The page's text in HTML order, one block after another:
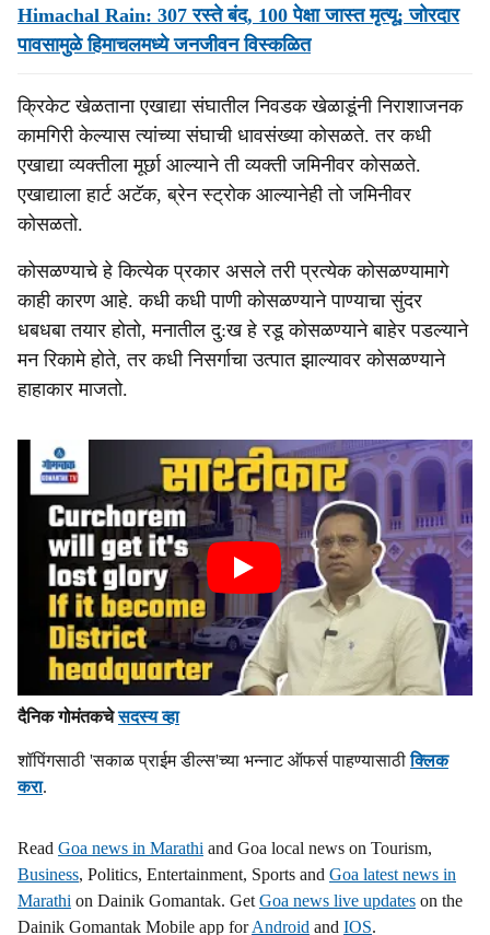
Himachal Rain: 307 रस्ते बंद, 100 पेक्षा जास्त मृत्यू; जोरदार
पावसामुळे हिमाचलमध्ये जनजीवन विस्कळित
क्रिकेट खेळताना एखाद्या संघातील निवडक खेळाडूंनी निराशाजनक
कामगिरी केल्यास त्यांच्या संघाची धावसंख्या कोसळते. तर कधी
एखाद्या व्यक्तीला मूर्छा आल्याने ती व्यक्ती जमिनीवर कोसळते.
एखाद्याला हार्ट अटॅक, ब्रेन स्ट्रोक आल्यानेही तो जमिनीवर
कोसळतो.
कोसळण्याचे हे कित्येक प्रकार असले तरी प्रत्येक कोसळण्यामागे
काही कारण आहे. कधी कधी पाणी कोसळण्याने पाण्याचा सुंदर
धबधबा तयार होतो, मनातील दु:ख हे रडू कोसळण्याने बाहेर पडल्याने
मन रिकामे होते, तर कधी निसर्गाचा उत्पात झाल्यावर कोसळण्याने
हाहाकार माजतो.
दैनिक गोमंतकचेसदस्य व्हा
शॉपिंगसाठी 'सकाळ प्राईम डील्स'च्या भन्नाट ऑफर्स पाहण्यासाठीक्लिक
करा.
Read Goa news in Marathi and Goa local news on Tourism,
Business, Politics, Entertainment, Sports and Goa latest news in
Marathi on Dainik Gomantak. Get Goa news live updates on the
Dainik Gomantak Mobile app forAndroid and IOS.